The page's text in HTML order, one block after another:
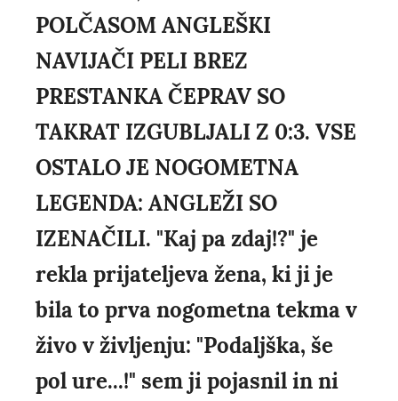
POLČASOM ANGLEŠKI
NAVIJAČI PELI BREZ
PRESTANKA ČEPRAV SO
TAKRAT IZGUBLJALI Z 0:3. VSE
OSTALO JE NOGOMETNA
LEGENDA: ANGLEŽI SO
IZENAČILI. "Kaj pa zdaj!?" je
rekla prijateljeva žena, ki ji je
bila to prva nogometna tekma v
živo v življenju: "Podaljška, še
pol ure...!" sem ji pojasnil in ni